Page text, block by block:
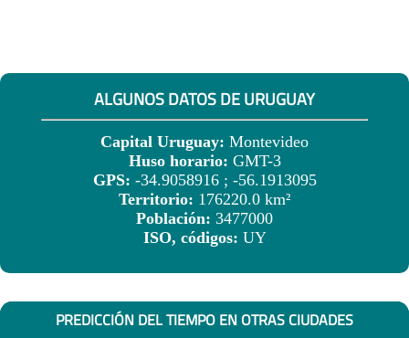
ALGUNOS DATOS DE URUGUAY
Capital Uruguay: Montevideo
Huso horario: GMT-3
GPS: -34.9058916 ; -56.1913095
Territorio: 176220.0 km²
Población: 3477000
ISO, códigos: UY
PREDICCIÓN DEL TIEMPO EN OTRAS CIUDADES